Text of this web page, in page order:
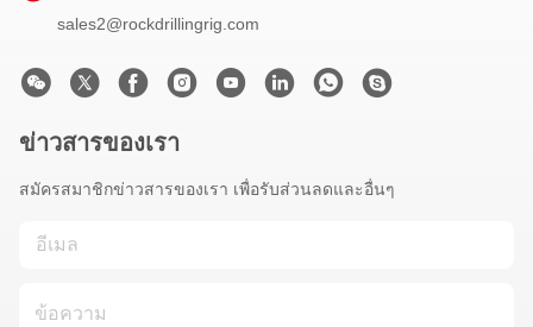
sales2@rockdrillingrig.com
ข่าวสารของเรา
สมัครสมาชิกข่าวสารของเรา เพื่อรับส่วนลดและอื่นๆ